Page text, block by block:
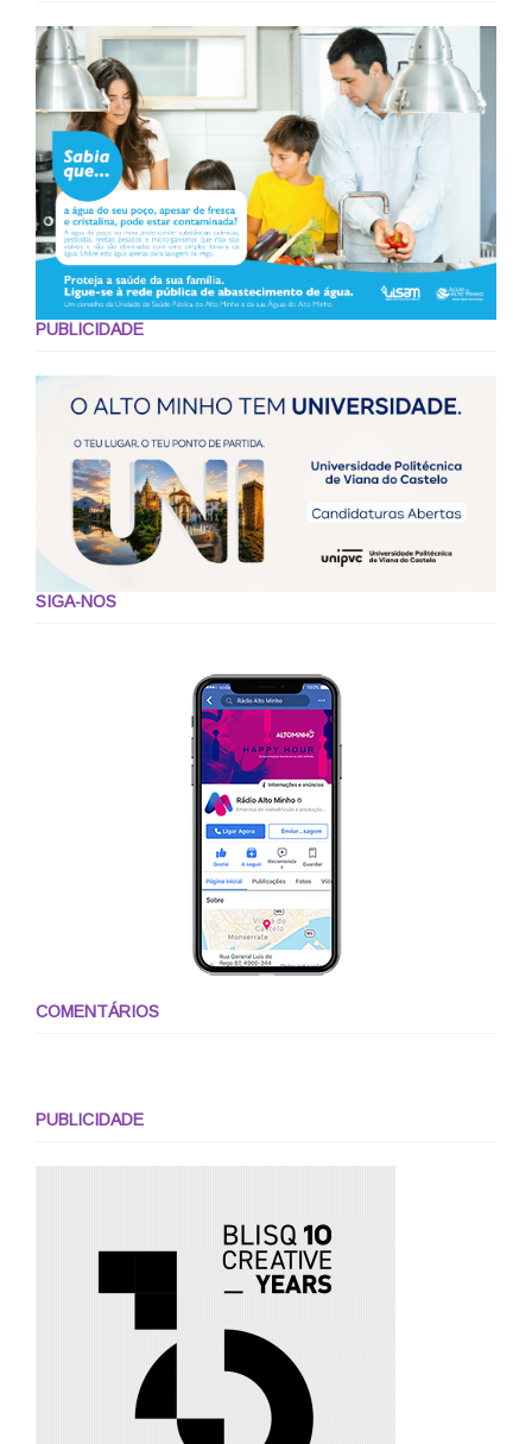
PUBLICIDADE
SIGA-NOS
COMENTÁRIOS
PUBLICIDADE